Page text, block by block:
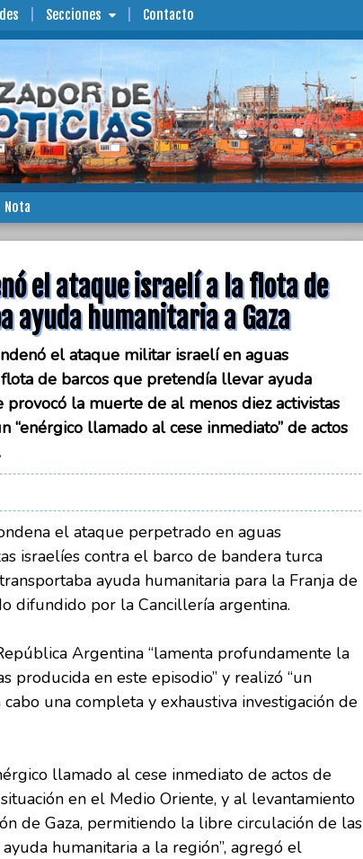
Secciones Contacto
Nota
el ataque israelí a la flota de
ayuda humanitaria a Gaza
el ataque militar israelí en aguas
de barcos que pretendía llevar ayuda
provocó la muerte de al menos diez activistas
“enérgico llamado al cese inmediato” de actos
el ataque perpetrado en aguas
israelíes contra el barco de bandera turca
ayuda humanitaria para la Franja de
difundido por la Cancillería argentina.
Argentina “lamenta profundamente la
producida en este episodio” y realizó “un
una completa y exhaustiva investigación de
llamado al cese inmediato de actos de
en el Medio Oriente, y al levantamiento
de Gaza, permitiendo la libre circulación de las
humanitaria a la región”, agregó el